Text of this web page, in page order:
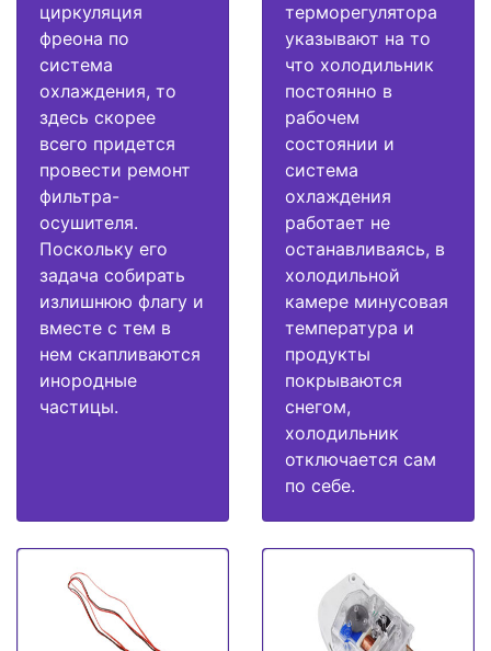
циркуляция
фреона по
система
охлаждения, то
здесь скорее
всего придется
провести ремонт
фильтра-
осушителя.
Поскольку его
задача собирать
излишнюю флагу и
вместе с тем в
нем скапливаются
инородные
частицы.
терморегулятора
указывают на то
что холодильник
постоянно в
рабочем
состоянии и
система
охлаждения
работает не
останавливаясь, в
холодильной
камере минусовая
температура и
продукты
покрываются
снегом,
холодильник
отключается сам
по себе.